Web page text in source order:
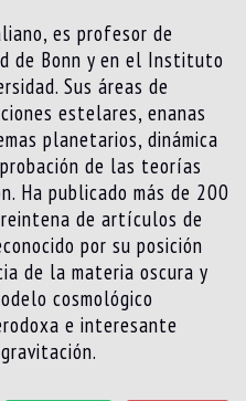
es profesor de
de Bonn y en el Instituto
Sus áreas de
estelares, enanas
planetarios, dinámica
de las teorías
Ha publicado más de 200
de artículos de
por su posición
de la materia oscura y
cosmológico
e interesante